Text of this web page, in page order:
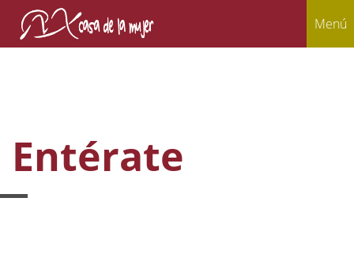
Menú
Entérate